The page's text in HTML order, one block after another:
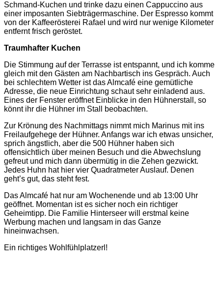
Schmand-Kuchen und trinke dazu einen Cappuccino aus
einer imposanten Siebträgermaschine. Der Espresso kommt
von der Kaffeerösterei Rafael und wird nur wenige Kilometer
entfernt frisch geröstet.
Traumhafter Kuchen
Die Stimmung auf der Terrasse ist entspannt, und ich komme
gleich mit den Gästen am Nachbartisch ins Gespräch. Auch
bei schlechtem Wetter ist das Almcafé eine gemütliche
Adresse, die neue Einrichtung schaut sehr einladend aus.
Eines der Fenster eröffnet Einblicke in den Hühnerstall, so
könnt ihr die Hühner im Stall beobachten.
Zur Krönung des Nachmittags nimmt mich Marinus mit ins
Freilaufgehege der Hühner. Anfangs war ich etwas unsicher,
sprich ängstlich, aber die 500 Hühner haben sich
offensichtlich über meinen Besuch und die Abwechslung
gefreut und mich dann übermütig in die Zehen gezwickt.
Jedes Huhn hat hier vier Quadratmeter Auslauf. Denen
geht’s gut, das steht fest.
Das Almcafé hat nur am Wochenende und ab 13:00 Uhr
geöffnet. Momentan ist es sicher noch ein richtiger
Geheimtipp. Die Familie Hinterseer will erstmal keine
Werbung machen und langsam in das Ganze
hineinwachsen.
Ein richtiges Wohlfühlplatzerl!